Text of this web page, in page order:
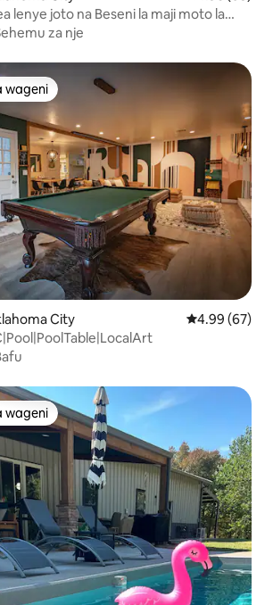
lenye joto na Beseni la maji moto la
za nje
cha wageni
wageni
City Ukadiriaji wa
4.99 (67)
cha wageni
wageni